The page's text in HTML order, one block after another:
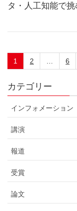
タ・人工知能で
1 2 … 6
カテゴリー
インフォメーション
講演
報道
受賞
論文